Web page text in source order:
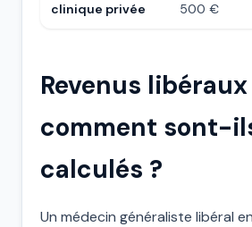
clinique privée
500 €
Revenus libéraux
comment sont-
calculés ?
Un médecin généraliste libéral